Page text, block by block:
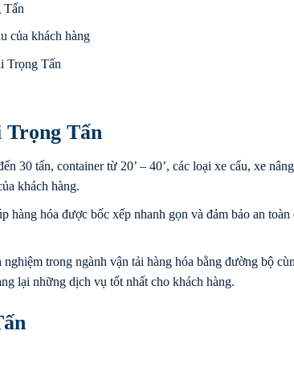
Tấn
của khách hàng
Trọng Tấn
Trọng Tấn
30 tấn, container từ 20’ – 40’, các loại xe cẩu, xe
khách hàng.
hóa được bốc xếp nhanh gọn và đảm bảo an toàn
trong ngành vận tải hàng hóa bằng đường bộ
lại những dịch vụ tốt nhất cho khách hàng.